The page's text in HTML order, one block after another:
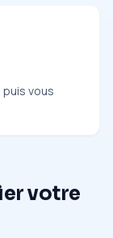
vous
votre